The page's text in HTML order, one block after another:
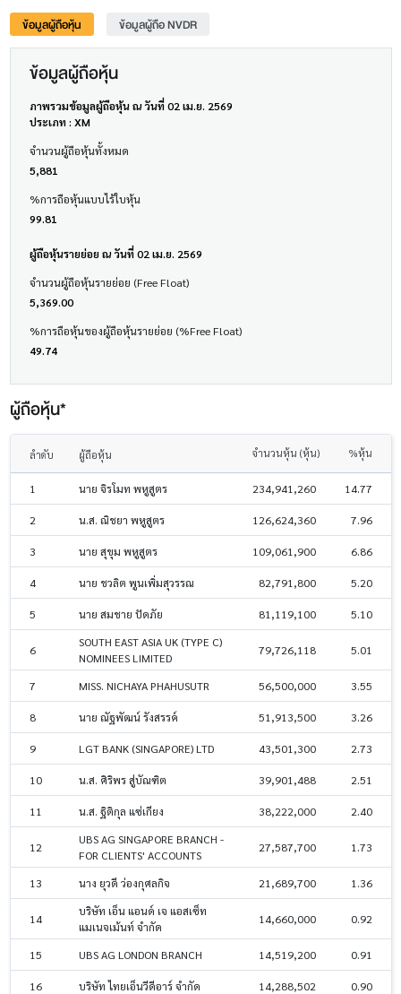
ข้อมูลผู้ถือหุ้น ข้อมูลผู้ถือ NVDR
ข้อมูลผู้ถือหุ้น
ภาพรวมข้อมูลผู้ถือหุ้น ณ วันที่ 02 เม.ย. 2569
ประเภท : XM
จำนวนผู้ถือหุ้นทั้งหมด
5,881
%การถือหุ้นแบบไร้ใบหุ้น
99.81
ผู้ถือหุ้นรายย่อย ณ วันที่ 02 เม.ย. 2569
จำนวนผู้ถือหุ้นรายย่อย (Free Float)
5,369.00
%การถือหุ้นของผู้ถือหุ้นรายย่อย (%Free Float)
49.74
ผู้ถือหุ้น*
ลำดับ ผู้ถือหุ้น จำนวนหุ้น (หุ้น) %หุ้น
1 นาย จิรโมท พหูสูตร 234,941,260 14.77
2 น.ส. ณิชยา พหูสูตร 126,624,360 7.96
3 นาย สุขุม พหูสูตร 109,061,900 6.86
4 นาย ชวลิต พูนเพิ่มสุวรรณ 82,791,800 5.20
5 นาย สมชาย ปัดภัย 81,119,100 5.10
6
SOUTH EAST ASIA UK (TYPE C)
NOMINEES LIMITED
79,726,118 5.01
7 MISS. NICHAYA PHAHUSUTR 56,500,000 3.55
8 นาย ณัฐพัฒน์ รังสรรค์ 51,913,500 3.26
9 LGT BANK (SINGAPORE) LTD 43,501,300 2.73
10 น.ส. ศิริพร สู่บัณฑิต 39,901,488 2.51
11 น.ส. ฐิติกุล แซ่เกียง 38,222,000 2.40
12
UBS AG SINGAPORE BRANCH -
FOR CLIENTS' ACCOUNTS
27,587,700 1.73
13 นาง ยุวดี ว่องกุศลกิจ 21,689,700 1.36
14
บริษัท เอ็น แอนด์ เจ แอสเซ็ท
แมเนจเม้นท์ จำกัด
14,660,000 0.92
15 UBS AG LONDON BRANCH 14,519,200 0.91
16 บริษัท ไทยเอ็นวีดีอาร์ จำกัด 14,288,502 0.90